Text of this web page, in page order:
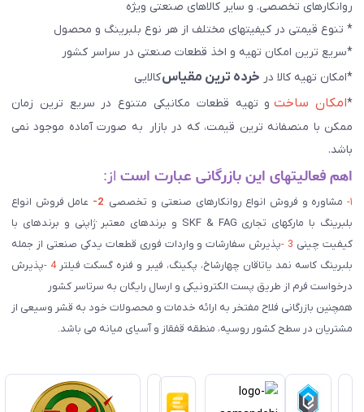
روانکارهای تخصصی. و سایر کالاهای صنعتی ويژه
* تنوع قیمتی در کیفیتهای مختلف از هر نوع بلبرینگ و محصول
*سریع ترین امکان تهیه و اخذ قطعات صنعتی در سراسر کشور
*امکان تهیه کالا در خرده ترین مقیاسکالایی
*امکان ساختو تهیه قطعات مکانیکی متنوع در سریع ترین زمان
ممکن با منصفانه ترین قیمت، که در بازار به صورت آماده موجود نمی
باشد.
اهم فعالیتهای این بازرگانی عبارت است از:
۱- مشاوره و فروش انواع روانکارهای صنعتی و تخصصی 2-
عامل فروش انواع
بلبرینگ با مارکهای تجاری SKF & FAG و برندهای معتبر ژاپنی و برندهای با
کیفیت چینی 3 - پذیرش سفارشات و واردات فوری قطعات یدکی صنعتی از جمله
بلبرینگ کاسه نمد یاتاقان چهارشاخ، پکینگ، فیبر و فنره گسکت فیلتر4 - پذیرش
درخواست فرم از طریق پست الکترونیکی و ارسال رایگان به سرتاسر کشور
همچنین بازرگانی فلاح مفتخر به ارائه خدمات و محصولات خود به قشر وسیعی از
مشتریان در سطح کشور روسیه، منطقه قفقاز و آسیای میانه می باشد.